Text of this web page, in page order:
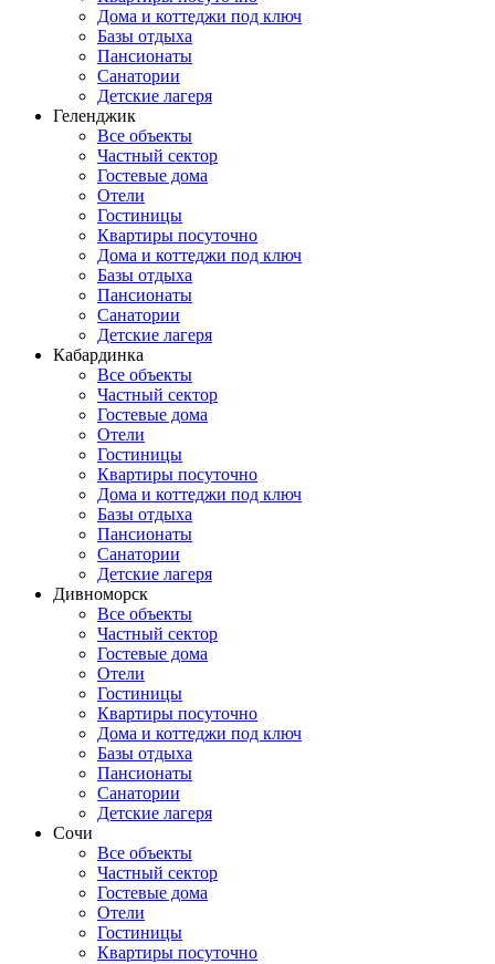
Дома и коттеджи под ключ
Базы отдыха
Пансионаты
Санатории
Детские лагеря
Геленджик
Все объекты
Частный сектор
Гостевые дома
Отели
Гостиницы
Квартиры посуточно
Дома и коттеджи под ключ
Базы отдыха
Пансионаты
Санатории
Детские лагеря
Кабардинка
Все объекты
Частный сектор
Гостевые дома
Отели
Гостиницы
Квартиры посуточно
Дома и коттеджи под ключ
Базы отдыха
Пансионаты
Санатории
Детские лагеря
Дивноморск
Все объекты
Частный сектор
Гостевые дома
Отели
Гостиницы
Квартиры посуточно
Дома и коттеджи под ключ
Базы отдыха
Пансионаты
Санатории
Детские лагеря
Сочи
Все объекты
Частный сектор
Гостевые дома
Отели
Гостиницы
Квартиры посуточно